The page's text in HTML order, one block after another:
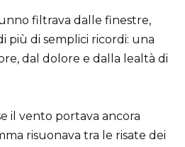
filtrava dalle finestre,
più di semplici ricordi: una
dal dolore e dalla lealtà di
il vento portava ancora
risuonava tra le risate dei